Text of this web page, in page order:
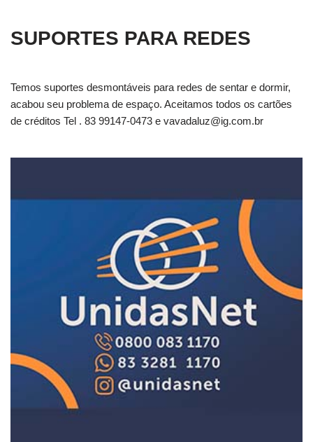
SUPORTES PARA REDES
Temos suportes desmontáveis para redes de sentar e dormir,
acabou seu problema de espaço. Aceitamos todos os cartões
de créditos Tel . 83 99147-0473 e vavadaluz@ig.com.br